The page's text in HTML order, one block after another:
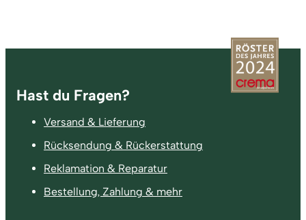
Fußzeile
Hast du Fragen?
Versand & Lieferung
Rücksendung & Rückerstattung
Reklamation & Reparatur
Bestellung, Zahlung & mehr